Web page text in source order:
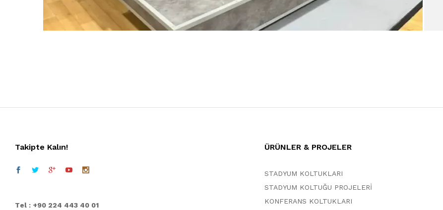
Takipte Kalın!
Tel : +90 224 443 40 01
ÜRÜNLER & PROJELER
STADYUM KOLTUKLARI
STADYUM KOLTUĞU PROJELERİ
KONFERANS KOLTUKLARI